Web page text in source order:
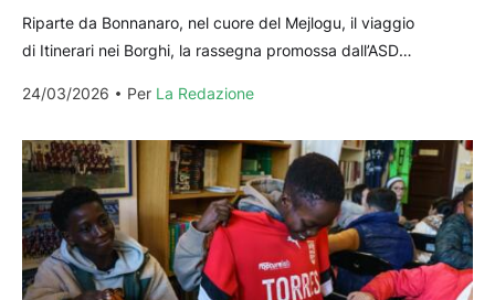
Riparte da Bonnanaro, nel cuore del Mejlogu, il viaggio
di Itinerari nei Borghi, la rassegna promossa dall’ASD
Promozione Sociale...
24/03/2026 Per La Redazione